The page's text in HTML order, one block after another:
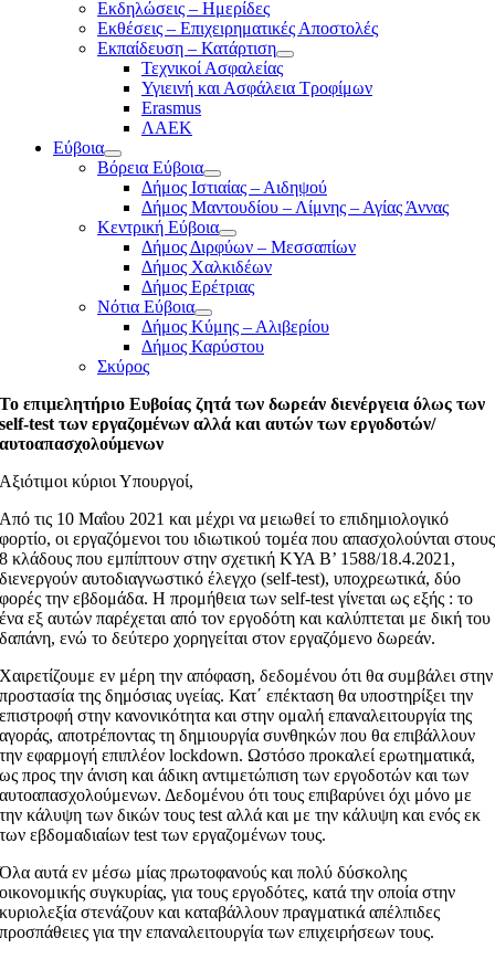
Εκδηλώσεις – Ημερίδες
Εκθέσεις – Επιχειρηματικές Αποστολές
Εκπαίδευση – Κατάρτιση
Τεχνικοί Ασφαλείας
Υγιεινή και Ασφάλεια Τροφίμων
Erasmus
ΛΑΕΚ
Εύβοια
Βόρεια Εύβοια
Δήμος Ιστιαίας – Αιδηψού
Δήμος Μαντουδίου – Λίμνης – Αγίας Άννας
Κεντρική Εύβοια
Δήμος Διρφύων – Μεσσαπίων
Δήμος Χαλκιδέων
Δήμος Ερέτριας
Νότια Εύβοια
Δήμος Κύμης – Αλιβερίου
Δήμος Καρύστου
Σκύρος
Το επιμελητήριο Ευβοίας ζητά των δωρεάν διενέργεια όλως των
self-test των εργαζομένων αλλά και αυτών των εργοδοτών/
αυτοαπασχολούμενων
Αξιότιμοι κύριοι Υπουργοί,
Από τις 10 Μαΐου 2021 και μέχρι να μειωθεί το επιδημιολογικό
φορτίο, οι εργαζόμενοι του ιδιωτικού τομέα που απασχολούνται στους
8 κλάδους που εμπίπτουν στην σχετική ΚΥΑ Β’ 1588/18.4.2021,
διενεργούν αυτοδιαγνωστικό έλεγχο (self-test), υποχρεωτικά, δύο
φορές την εβδομάδα. Η προμήθεια των self-test γίνεται ως εξής : το
ένα εξ αυτών παρέχεται από τον εργοδότη και καλύπτεται με δική του
δαπάνη, ενώ το δεύτερο χορηγείται στον εργαζόμενο δωρεάν.
Χαιρετίζουμε εν μέρη την απόφαση, δεδομένου ότι θα συμβάλει στην
προστασία της δημόσιας υγείας. Κατ΄ επέκταση θα υποστηρίξει την
επιστροφή στην κανονικότητα και στην ομαλή επαναλειτουργία της
αγοράς, αποτρέποντας τη δημιουργία συνθηκών που θα επιβάλλουν
την εφαρμογή επιπλέον lockdown. Ωστόσο προκαλεί ερωτηματικά,
ως προς την άνιση και άδικη αντιμετώπιση των εργοδοτών και των
αυτοαπασχολούμενων. Δεδομένου ότι τους επιβαρύνει όχι μόνο με
την κάλυψη των δικών τους test αλλά και με την κάλυψη και ενός εκ
των εβδομαδιαίων test των εργαζομένων τους.
Όλα αυτά εν μέσω μίας πρωτοφανούς και πολύ δύσκολης
οικονομικής συγκυρίας, για τους εργοδότες, κατά την οποία στην
κυριολεξία στενάζουν και καταβάλλουν πραγματικά απέλπιδες
προσπάθειες για την επαναλειτουργία των επιχειρήσεων τους.